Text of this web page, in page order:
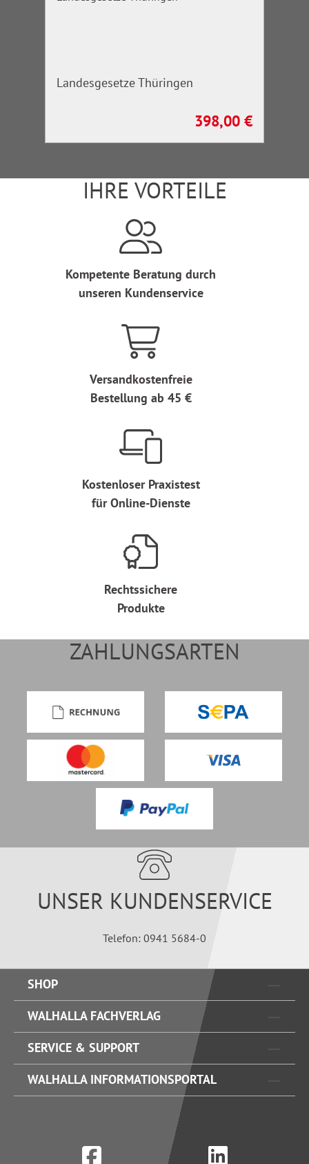
Landesgesetze Thüringen
Regulärer Preis:
398,00 €
IHRE VORTEILE
Kompetente Beratung durch
unseren Kundenservice
Versandkostenfreie
Bestellung ab 45 €
Kostenloser Praxistest
für Online-Dienste
Rechtssichere
Produkte
ZAHLUNGSARTEN
UNSER KUNDENSERVICE
Telefon: 0941 5684-0
SHOP
WALHALLA FACHVERLAG
SERVICE & SUPPORT
WALHALLA INFORMATIONSPORTAL